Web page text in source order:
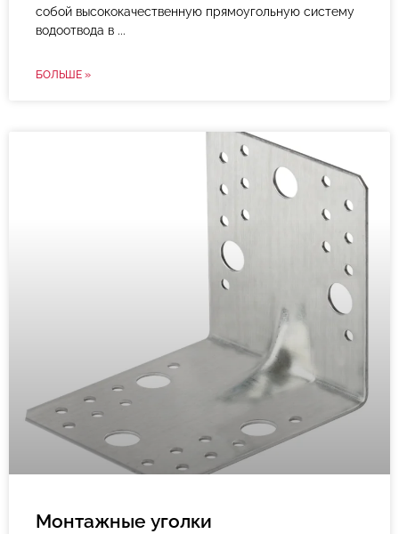
собой высококачественную прямоугольную систему
водоотвода в
БОЛЬШЕ »
Монтажные уголки